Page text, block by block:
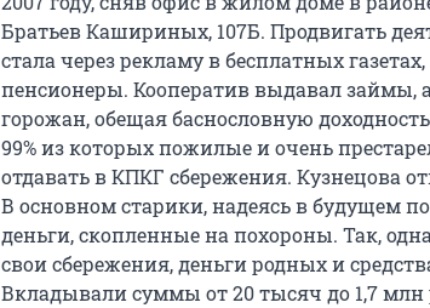
Братьев Кашириных, 107Б. Продвигать
стала через рекламу в бесплатных
пенсионеры. Кооператив выдавал займы,
горожан, обещая баснословную
99% из которых пожилые и очень
отдавать в КПКГ сбережения. Кузнецова
В основном старики, надеясь в будущем
деньги, скопленные на похороны. Так,
свои сбережения, деньги родных и
Вкладывали суммы от 20 тысяч до 1,7 млн